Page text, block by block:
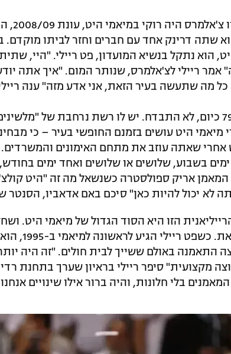
שתה דרינק אחד עם חברים וחזר לביתו מוקדם.
הוא נתקל בנשיא המועדון, פט ריילי. "היי,
אמר ריילי לצ'אלמרס, שנותר המום. "איך אתה
כל מה שתעשה בעיר הזאת, אני אדע מזה" ענה
ריילי, 79 כיום, לא התבדח. יש לו רשת נרחבת של
מיאמי היט עושים בזמנם החופשי בעיר – כי
המאמן אריק ספולסטרה כשנשאל מה זה "היט
לא יכול להיות כאן" סיכם באם אדאביו, הסנטר
הזו היא הסוד הגדול של מיאמי היט.
התאמנה באולם ששייך לבית חולים. "זה היה
מקצועית" סיפר ריילי בראיון שערך בתחנת
בלי חלונות, והיה ברור אילו שינויים